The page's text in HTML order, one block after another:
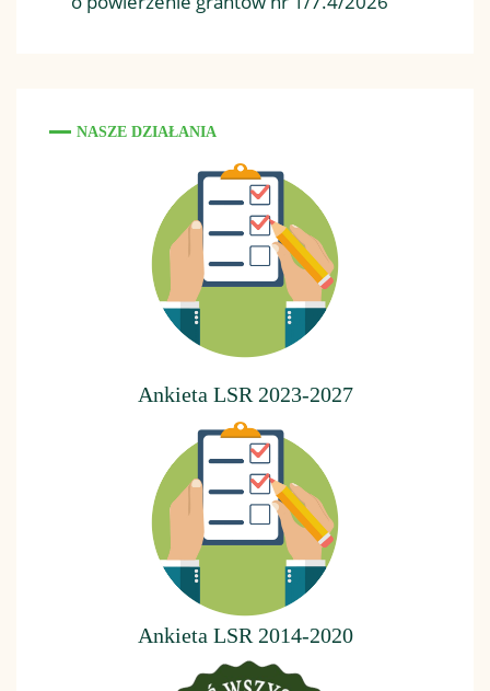
NASZE DZIAŁANIA
Ankieta LSR 2023-2027
Ankieta LSR 2014-2020